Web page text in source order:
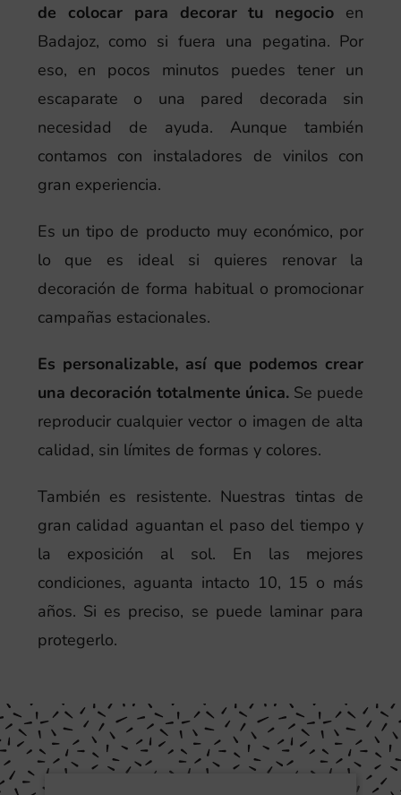
de colocar para decorar tu negocio en
Badajoz, como si fuera una pegatina. Por
eso, en pocos minutos puedes tener un
escaparate o una pared decorada sin
necesidad de ayuda. Aunque también
contamos con instaladores de vinilos con
gran experiencia.
Es un tipo de producto muy económico, por
lo que es ideal si quieres renovar la
decoración de forma habitual o promocionar
campañas estacionales.
Es personalizable, así que podemos crear
una decoración totalmente única. Se puede
reproducir cualquier vector o imagen de alta
calidad, sin límites de formas y colores.
También es resistente. Nuestras tintas de
gran calidad aguantan el paso del tiempo y
la exposición al sol. En las mejores
condiciones, aguanta intacto 10, 15 o más
años. Si es preciso, se puede laminar para
protegerlo.